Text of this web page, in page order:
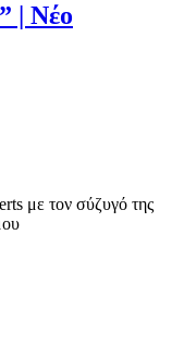
| Νέο
με τον σύζυγό της